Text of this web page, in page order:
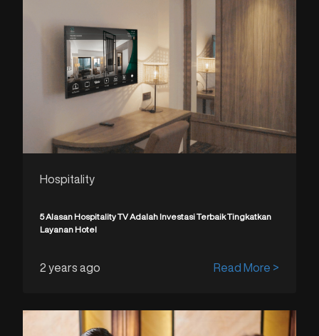
Hospitality
5 Alasan Hospitality TV Adalah Investasi Terbaik Tingkatkan
Layanan Hotel
2 years ago Read More >